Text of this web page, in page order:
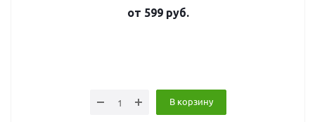
от 599 руб.
В корзину